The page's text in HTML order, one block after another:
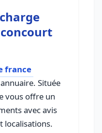
france
Située
vous offre un
avec avis
localisations.